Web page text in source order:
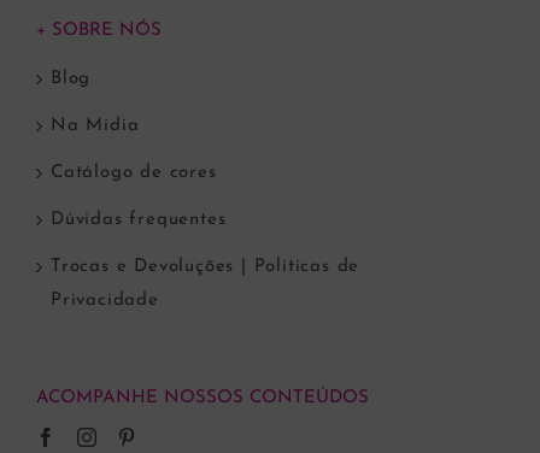
+ SOBRE NÓS
Blog
Na Mídia
Catálogo de cores
Dúvidas frequentes
Trocas e Devoluções | Políticas de
Privacidade
ACOMPANHE NOSSOS CONTEÚDOS